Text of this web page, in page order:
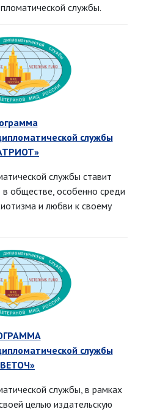
службы.
службы
службы ставит
обществе, особенно среди
и любви к своему
службы
службы, в рамках
целью издательскую